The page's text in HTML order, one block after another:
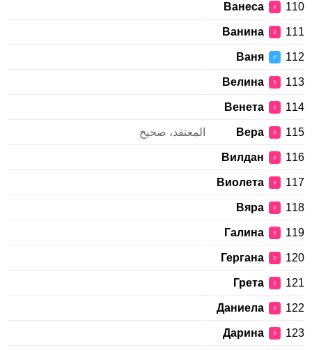
110
♀
Ванеса
111
♀
Ванина
112
♂
Ваня
113
♀
Велина
114
♀
Венета
115
♀
Вера المعتقد، صحيح
116
♀
Вилдан
117
♀
Виолета
118
♀
Вяра
119
♀
Галина
120
♀
Гергана
121
♀
Грета
122
♀
Даниела
123
♀
Дарина